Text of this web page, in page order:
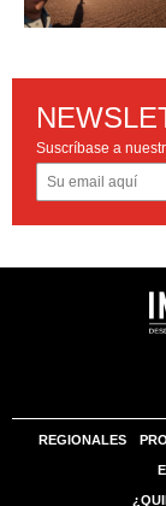
Suscríbase a
REGIONALES